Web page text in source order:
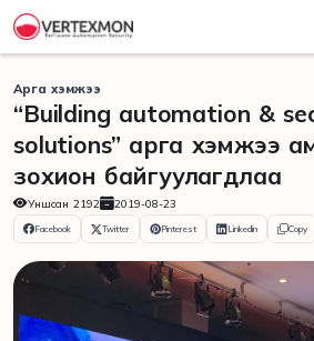
Арга хэмжээ
“Building automation &
solutions” арга хэмжээ
зохион байгуулагдлаа
Уншсан 2192 2019-08-23
Facebook Twitter Pinterest Linkedin Copy